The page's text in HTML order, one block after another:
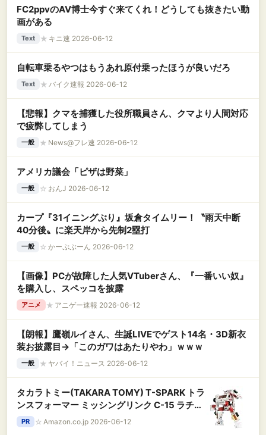
FC2ppvのAV博士今すぐ来てくれ！どうしても抜きたい動
画がある
Text ★ キニ速 2026-06-12
自転車乗るやつはもうあれ原付乗ったほうが良いだろ
Text ★ バイク速報 2026-06-12
【悲報】クマを捕獲した役所職員さん、クマより人間対応
で疲弊してしまう
一般 ★ News@フレ速 2026-06-12
アメリカ議会「ピザは野菜」
一般 ☆ おんJ 2026-06-12
カープ『31イニングぶり』坂倉タイムリー！〝雨天中断
40分後〟に楽天岸から先制2塁打
一般 ☆ かーぷぶーん 2026-06-12
【画像】PCが故障した人気VTuberさん、『一番いい奴』
を購入し、スペッコを披露
アニメ ★ アニゲー速報 2026-06-12
【朗報】鷹嶺ルイさん、生誕LIVEでゲスト14名・3D新衣
装お披露目→「このガワはあたりやわ」ｗｗｗ
一般 ★ ヤバイ！ニュース 2026-06-12
タカラトミー(TAKARA TOMY) T-SPARK トラ
ンスフォーマー ミッシングリンク C-15 ラチェ
ット 可動フィギュア
PR ☆ Amazon.co.jp 2026-06-12